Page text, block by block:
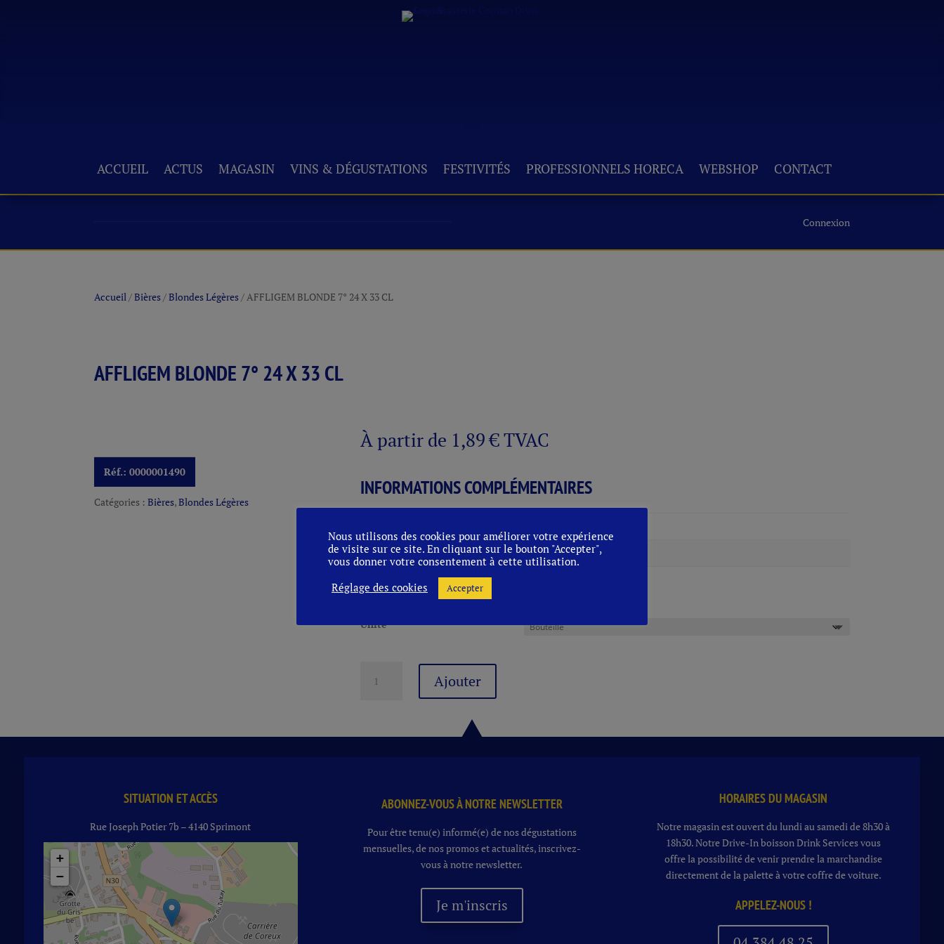
ACCUEIL ACTUS MAGASIN VINS & DÉGUSTATIONS FESTIVITÉS PROFESSIONNELS HORECA WEBSHOP CONTACT
Connexion
Accueil /Bières /Blondes Légères / AFFLIGEM BLONDE 7° 24 X 33 CL
AFFLIGEM BLONDE 7° 24 X 33 CL
Réf.:0000001490
Catégories :Bières,Blondes Légères
À partir de 1,89€TVAC
INFORMATIONS COMPLÉMENTAIRES
Conditionnement
0,33L. ET 0,375L.
Vidanges:0,10
Unité
7°
Ajouter
SITUATION ET ACCÈS
Rue Joseph Potier 7b – 4140 Sprimont
+
−
ABONNEZ-VOUS À NOTRE NEWSLETTER
Pour être tenu(e) informé(e) de nos dégustations
mensuelles, de nos promos et actualités, inscrivez-
vous à notre newsletter.
Je m'inscris
HORAIRES DU MAGASIN
Notre magasin est ouvert du lundi au samedi de 8h30 à
18h30. NotreDrive-In boisson Drink Services vous
offre la possibilité de venir prendre la marchandise
directement de la palette à votre coffre de voiture.
APPELEZ-NOUS !
Nous utilisons des cookies pour améliorer votre expérience
de visite sur ce site. En cliquant sur le bouton "Accepter",
vous donner votre consentement à cette utilisation.
Réglage des cookies
Accepter